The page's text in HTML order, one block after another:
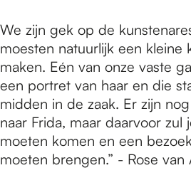
We zijn gek op de
moesten natuurlijk een kleine
maken. Eén van onze vaste
een portret van haar en die
midden in de zaak. Er zijn
naar Frida, maar daarvoor zul
moeten komen en een
moeten brengen.” - Rose van